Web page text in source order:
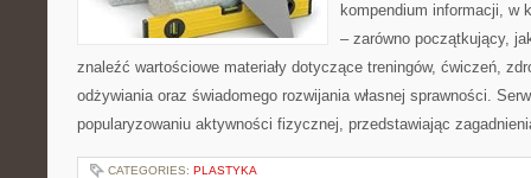
kompendium informacji, w
– zarówno początkujący,
znaleźć wartościowe materiały dotyczące treningów, ćwiczeń,
odżywiania oraz świadomego rozwijania własnej sprawności.
popularyzowaniu aktywności fizycznej, przedstawiając
CATEGORIES: PLASTYKA